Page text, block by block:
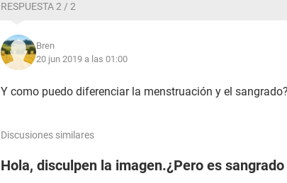
RESPUESTA 2 / 2
Bren
20 jun 2019 a las 01:00
Y como puedo diferenciar la menstruación y el sangrado?
Discusiones similares
Hola, disculpen la imagen.¿Pero es